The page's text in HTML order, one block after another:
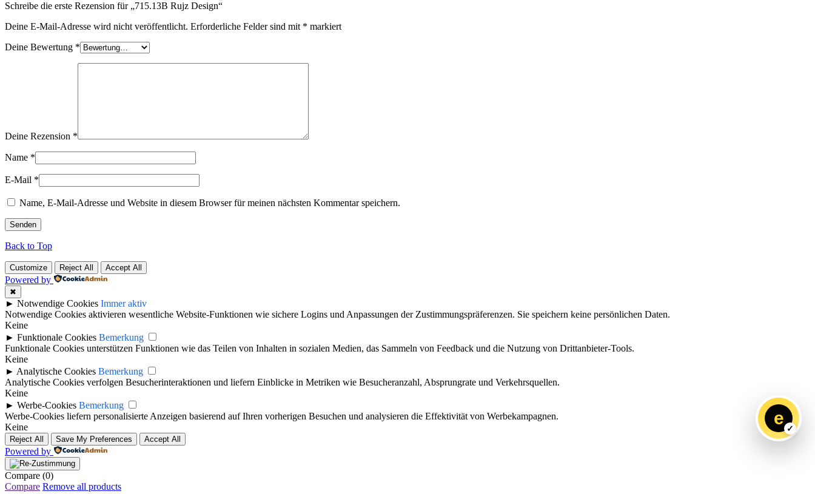
Schreibe die erste Rezension für „715.13B Rujz Design“
Deine E-Mail-Adresse wird nicht veröffentlicht. Erforderliche Felder sind mit * markiert
Deine Bewertung *
Deine Rezension *
Name *
E-Mail *
Name, E-Mail-Adresse und Website in diesem Browser für meinen nächsten Kommentar speichern.
Back to Top
e
Customize Reject All Accept All
Powered by
✖
► Notwendige Cookies Immer aktiv
Notwendige Cookies aktivieren wesentliche Website-Funktionen wie sichere Logins und Anpassungen der Zustimmungspräferenzen. Sie speichern keine persönlichen Daten.
Keine
► Funktionale Cookies Bemerkung
Funktionale Cookies unterstützen Funktionen wie das Teilen von Inhalten in sozialen Medien, das Sammeln von Feedback und die Nutzung von Drittanbieter-Tools.
Keine
► Analytische Cookies Bemerkung
Analytische Cookies verfolgen Besucherinteraktionen und liefern Einblicke in Metriken wie Besucheranzahl, Absprungrate und Verkehrsquellen.
Keine
► Werbe-Cookies Bemerkung
Werbe-Cookies liefern personalisierte Anzeigen basierend auf Ihren vorherigen Besuchen und analysieren die Effektivität von Werbekampagnen.
Keine
Reject All Save My Preferences Accept All
Powered by
Compare (0)
Compare Remove all products